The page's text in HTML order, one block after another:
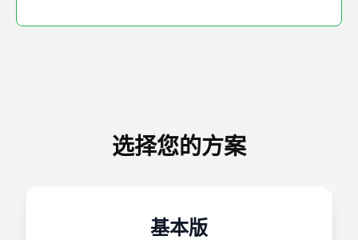
选择您的方案
基本版